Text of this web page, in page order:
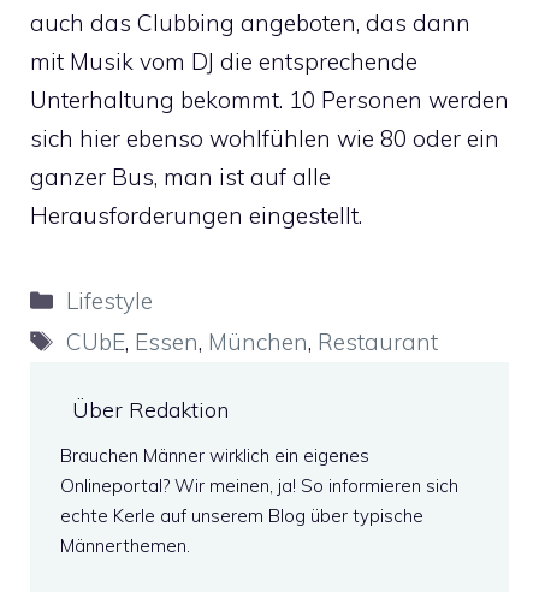
auch das Clubbing angeboten, das dann
mit Musik vom DJ die entsprechende
Unterhaltung bekommt. 10 Personen werden
sich hier ebenso wohlfühlen wie 80 oder ein
ganzer Bus, man ist auf alle
Herausforderungen eingestellt.
Kategorien
Lifestyle
Schlagwörter
CUbE, Essen, München, Restaurant
Über Redaktion
Brauchen Männer wirklich ein eigenes
Onlineportal? Wir meinen, ja! So informieren sich
echte Kerle auf unserem Blog über typische
Männerthemen.